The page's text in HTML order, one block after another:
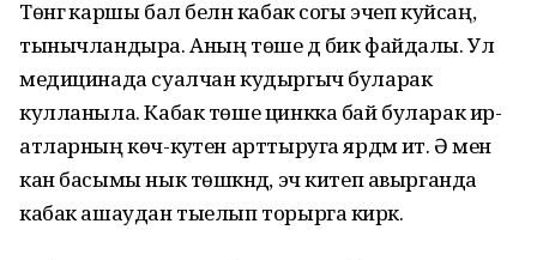
Төнгә каршы бал белән кабак согы эчеп куйсаң,
тынычландыра. Аның төше дә бик файдалы. Ул
медицинада суалчан кудыргыч буларак
кулланыла. Кабак төше цинкка бай буларак ир-
атларның көч-куәтен арттыруга ярдәм итә. Ә менә
кан басымы нык төшкәндә, эч китеп авырганда
кабак ашаудан тыелып торырга кирәк.